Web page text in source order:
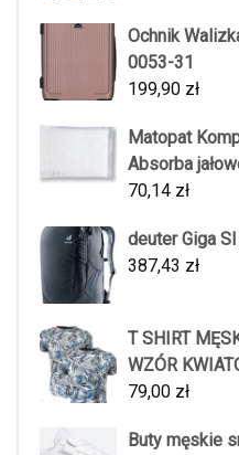
Ochnik
0053-31
199,90 zł
Matopat
Absorba
70,14 zł
deuter Giga
387,43 zł
T SHIRT
WZÓR
79,00 zł
Buty męskie